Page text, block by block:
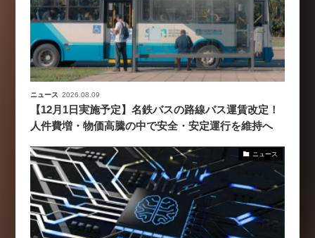
ニュース 2026.08.09
【12月1日実施予定】名鉄バスの路線バス運賃改定！
人件費増・物価高騰の中で安全・安定運行を維持へ
ニュース